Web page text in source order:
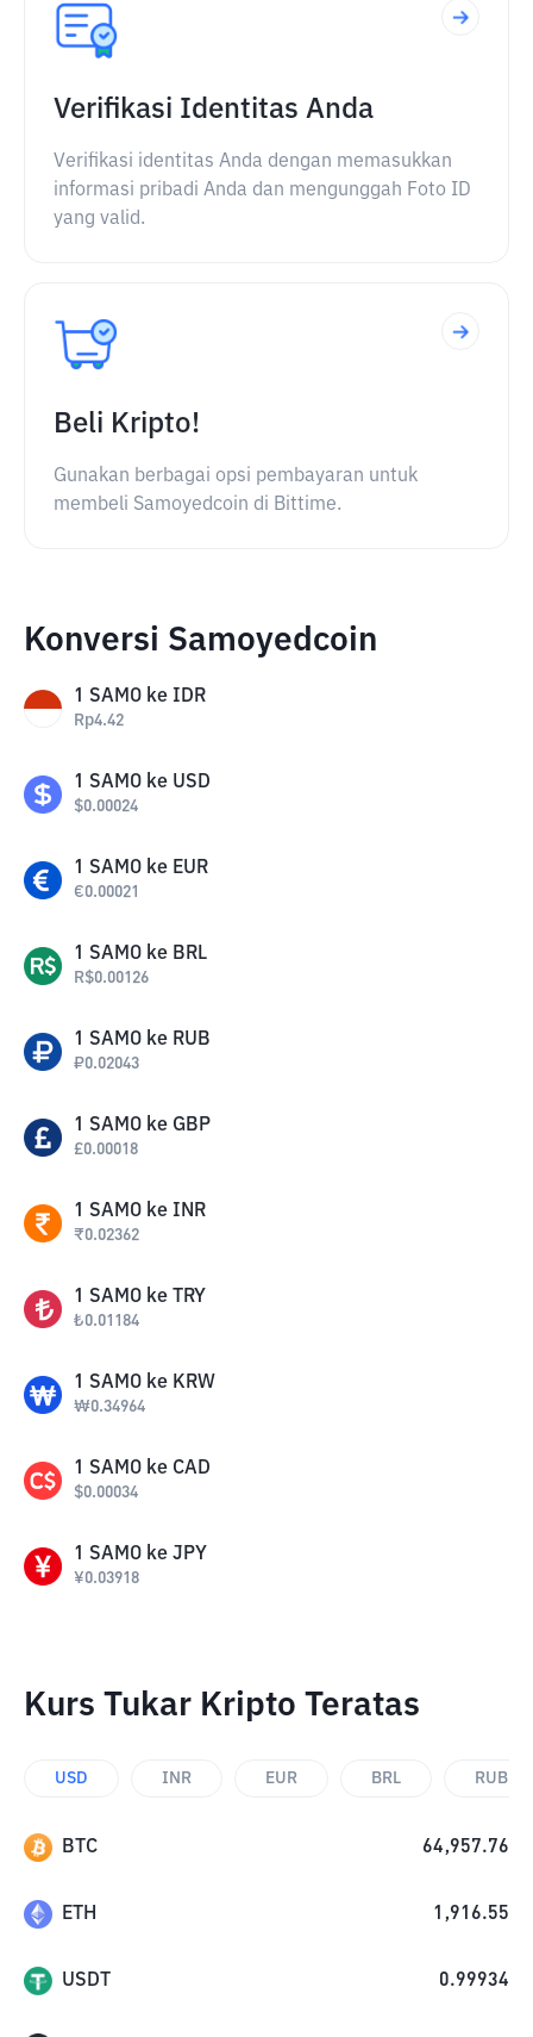
Verifikasi Identitas Anda
Verifikasi identitas Anda dengan memasukkan
informasi pribadi Anda dan mengunggah Foto ID
yang valid.
Beli Kripto!
Gunakan berbagai opsi pembayaran untuk
membeli Samoyedcoin di Bittime.
Konversi Samoyedcoin
1 SAMO ke IDR
Rp4.42
1 SAMO ke USD
$0.00024
1 SAMO ke EUR
€0.00021
1 SAMO ke BRL
R$0.00126
1 SAMO ke RUB
₽0.02043
1 SAMO ke GBP
£0.00018
1 SAMO ke INR
₹0.02362
1 SAMO ke TRY
₺0.01184
1 SAMO ke KRW
₩0.34964
1 SAMO ke CAD
$0.00034
1 SAMO ke JPY
¥0.03918
Kurs Tukar Kripto Teratas
USD INR EUR BRL RUB
BTC 64,957.76
ETH 1,916.55
USDT 0.99934